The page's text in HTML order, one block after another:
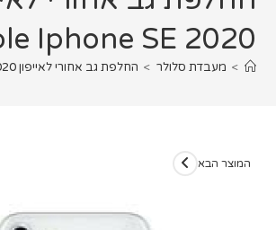
Iphone SE 2020
> מעבדת סלולר > החלפת גב אחורי לאייפון Apple Iphone SE 2020
המוצר הבא